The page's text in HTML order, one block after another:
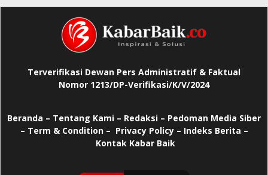
Terverifikasi Dewan Pers Administratif & Faktual
Nomor 1213/DP-Verifikasi/K/V/2024
Beranda – Tentang Kami – Redaksi – Pedoman Media Siber
– Term & Condition – Privacy Policy– Indeks Berita –
Kontak Kabar Baik